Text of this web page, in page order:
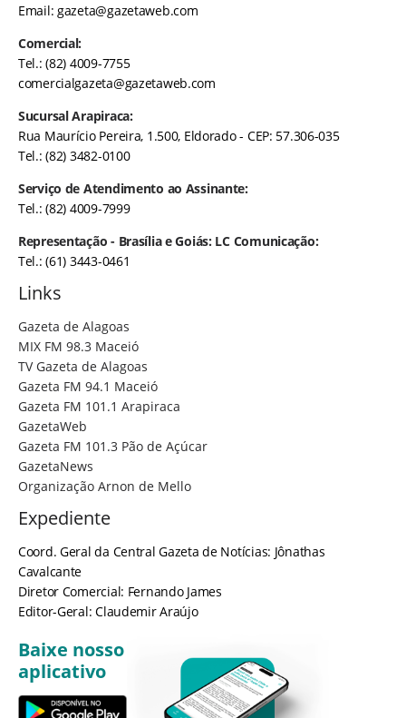
Email:gazeta@gazetaweb.com
Comercial:
Tel.: (82) 4009-7755
comercialgazeta@gazetaweb.com
Sucursal Arapiraca:
Rua Maurício Pereira, 1.500, Eldorado - CEP: 57.306-035
Tel.: (82) 3482-0100
Serviço de Atendimento ao Assinante:
Tel.: (82) 4009-7999
Representação - Brasília e Goiás: LC Comunicação:
Tel.: (61) 3443-0461
Links
Gazeta de Alagoas
MIX FM 98.3 Maceió
TV Gazeta de Alagoas
Gazeta FM 94.1 Maceió
Gazeta FM 101.1 Arapiraca
GazetaWeb
Gazeta FM 101.3 Pão de Açúcar
GazetaNews
Organização Arnon de Mello
Expediente
Coord. Geral da Central Gazeta de Notícias: Jônathas
Cavalcante
Diretor Comercial: Fernando James
Editor-Geral: Claudemir Araújo
Baixe nosso
aplicativo